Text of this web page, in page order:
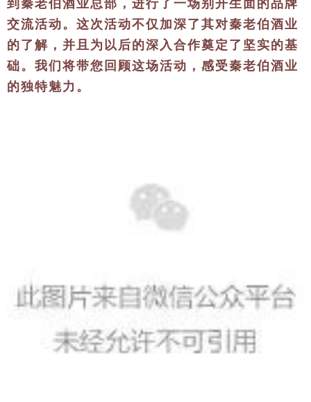
到秦老伯酒业总部，进行了一场别开生面的品牌
交流活动。这次活动不仅加深了其对秦老伯酒业
的了解，并且为以后的深入合作奠定了坚实的基
础。我们将带您回顾这场活动，感受秦老伯酒业
的独特魅力。